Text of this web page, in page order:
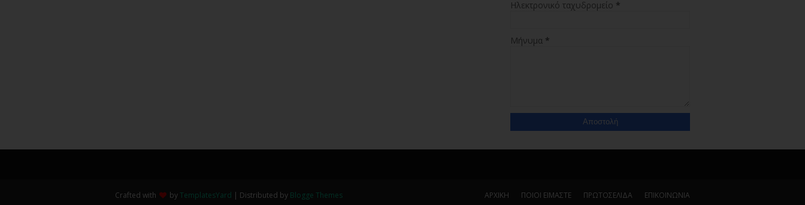
Ηλεκτρονικό ταχυδρομείο *
Μήνυμα *
ΑΡΧΙΚΗ ΠΟΙΟΙ ΕΙΜΑΣΤΕ ΠΡΩΤΟΣΕΛΙΔΑ ΕΠΙΚΟΙΝΩΝΙΑ
Crafted with byTemplatesYard | Distributed by Blogge Themes